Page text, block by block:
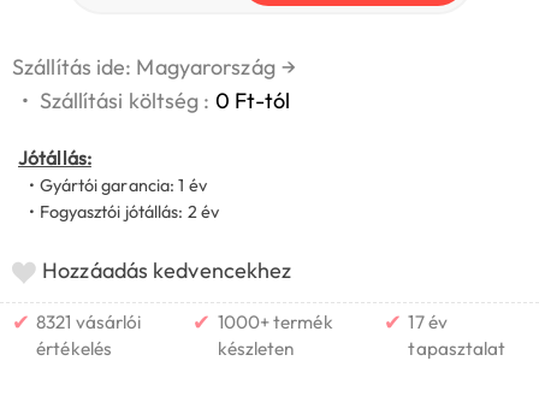
Szállítás ide: Magyarország →
• Szállítási költség : 0 Ft-tól
Jótállás:
• Gyártói garancia: 1 év
• Fogyasztói jótállás: 2 év
Hozzáadás kedvencekhez
✔ 8321 vásárlói
értékelés
✔ 1000+ termék
készleten
✔ 17 év
tapasztalat